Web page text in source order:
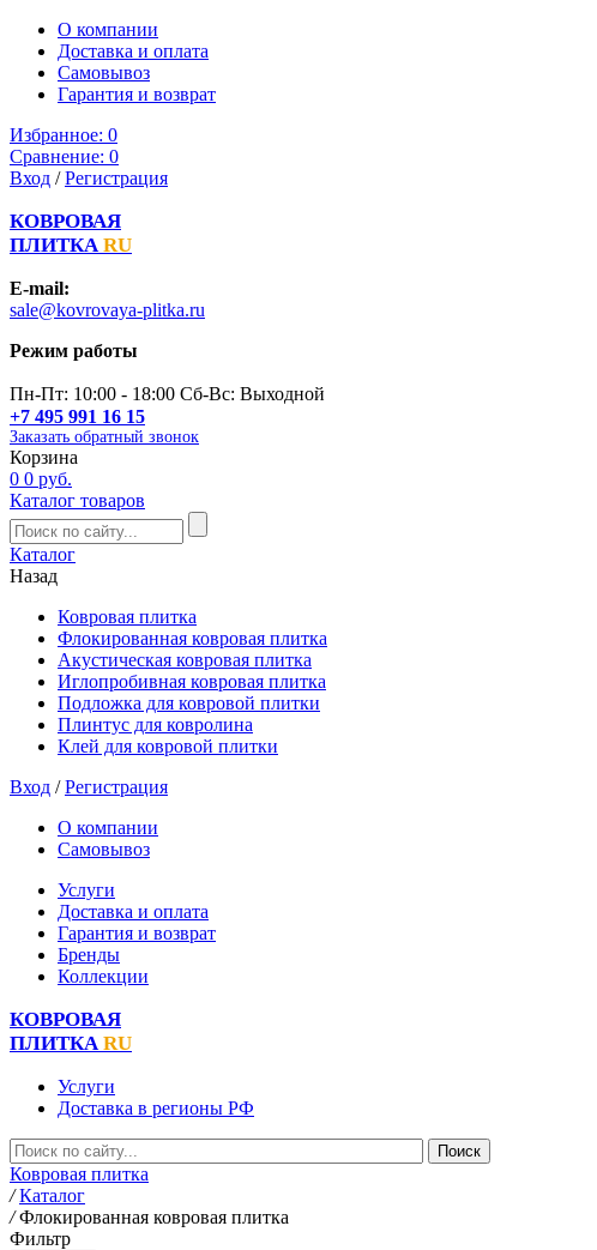
О компании
Доставка и оплата
Самовывоз
Гарантия и возврат
Избранное: 0
Сравнение: 0
Вход /Регистрация
КОВРОВАЯ
ПЛИТКА RU
E-mail:
sale@kovrovaya-plitka.ru
Режим работы
Пн-Пт: 10:00 - 18:00 Сб-Вс: Выходной
+7 495 991 16 15
Заказать обратный звонок
Корзина
0 0 руб.
Каталог товаров
Каталог
Назад
Ковровая плитка
Флокированная ковровая плитка
Акустическая ковровая плитка
Иглопробивная ковровая плитка
Подложка для ковровой плитки
Плинтус для ковролина
Клей для ковровой плитки
Вход /Регистрация
О компании
Самовывоз
Услуги
Доставка и оплата
Гарантия и возврат
Бренды
Коллекции
КОВРОВАЯ
ПЛИТКА RU
Услуги
Доставка в регионы РФ
Ковровая плитка
/ Каталог
/ Флокированная ковровая плитка
Фильтр